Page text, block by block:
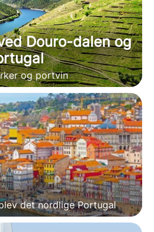
Douro-dalen og
og portvin
det nordlige Portugal